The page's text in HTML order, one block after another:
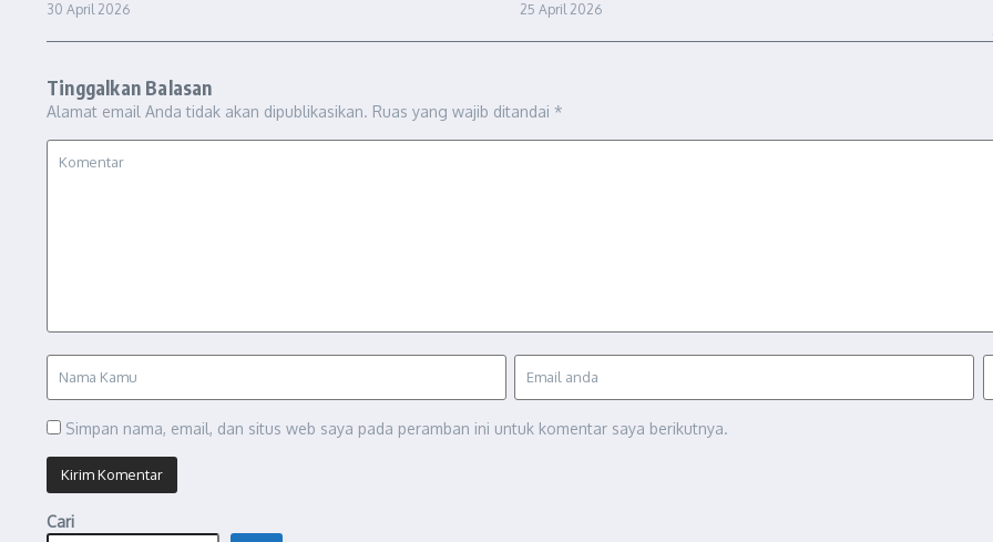
30 April 2026 25 April 2026
Tinggalkan Balasan
Alamat email Anda tidak akan dipublikasikan. Ruas yang wajib ditandai *
Simpan nama, email, dan situs web saya pada peramban ini untuk komentar saya berikutnya.
Cari